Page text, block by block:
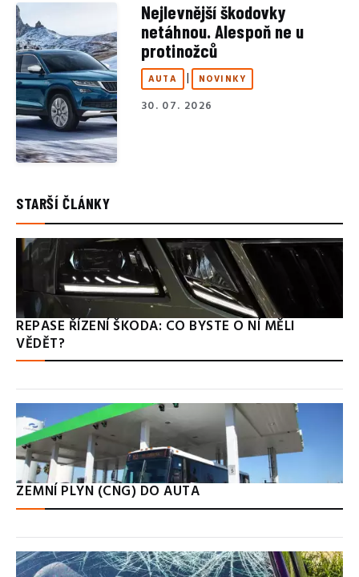
Nejlevnější škodovky
netáhnou. Alespoň ne u
protinožců
AUTA | NOVINKY
30. 07. 2026
STARŠÍ ČLÁNKY
REPASE ŘÍZENÍ ŠKODA: CO BYSTE O NÍ MĚLI
VĚDĚT?
ZEMNÍ PLYN (CNG) DO AUTA